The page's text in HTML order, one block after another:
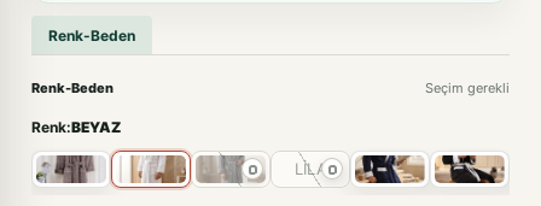
Renk-Beden
Renk-Beden Seçim gerekli
Renk:BEYAZ
LİLA